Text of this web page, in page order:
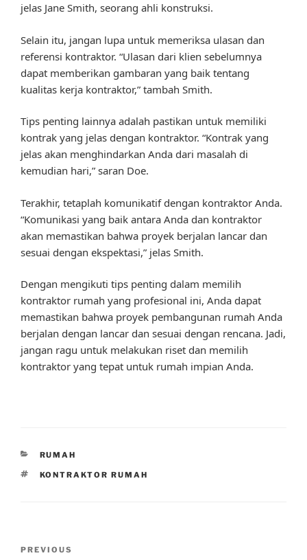
jelas Jane Smith, seorang ahli konstruksi.
Selain itu, jangan lupa untuk memeriksa ulasan dan
referensi kontraktor. “Ulasan dari klien sebelumnya
dapat memberikan gambaran yang baik tentang
kualitas kerja kontraktor,” tambah Smith.
Tips penting lainnya adalah pastikan untuk memiliki
kontrak yang jelas dengan kontraktor. “Kontrak yang
jelas akan menghindarkan Anda dari masalah di
kemudian hari,” saran Doe.
Terakhir, tetaplah komunikatif dengan kontraktor Anda.
“Komunikasi yang baik antara Anda dan kontraktor
akan memastikan bahwa proyek berjalan lancar dan
sesuai dengan ekspektasi,” jelas Smith.
Dengan mengikuti tips penting dalam memilih
kontraktor rumah yang profesional ini, Anda dapat
memastikan bahwa proyek pembangunan rumah Anda
berjalan dengan lancar dan sesuai dengan rencana. Jadi,
jangan ragu untuk melakukan riset dan memilih
kontraktor yang tepat untuk rumah impian Anda.
CATEGORIES
RUMAH
TAGS
KONTRAKTOR RUMAH
Previous
PREVIOUS